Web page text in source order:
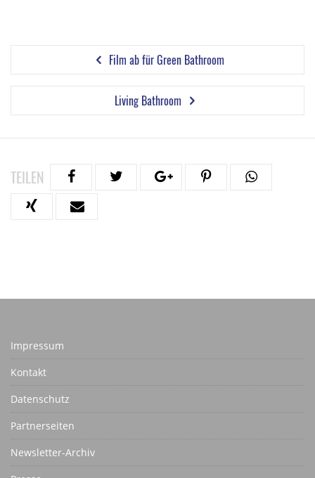
Film ab für Green Bathroom
Living Bathroom
TEILEN
Impressum
Kontakt
Datenschutz
Partnerseiten
Newsletter-Archiv